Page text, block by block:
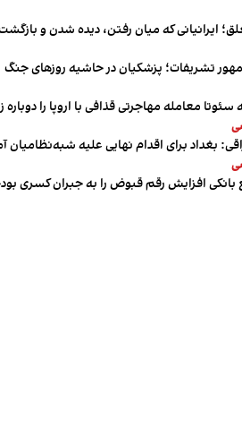
ایرانیانی که میان رفتن، دیده شدن و
تشریفات؛ پزشکیان در حاشیه روزهای جنگ
معامله مهاجرتی قذافی با اروپا را دوباره
بغداد برای اقدام نهایی علیه شبه‌نظامیان
بانکی افزایش رقم قبوض را به جبران کسری